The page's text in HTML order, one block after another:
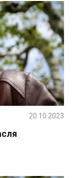
20.10.2023